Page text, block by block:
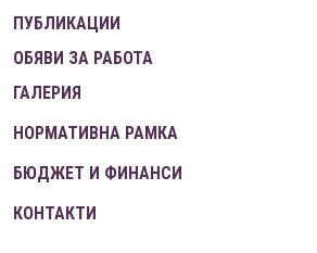
ПУБЛИКАЦИИ
ОБЯВИ ЗА РАБОТА
ГАЛЕРИЯ
НОРМАТИВНА РАМКА
БЮДЖЕТ И ФИНАНСИ
КОНТАКТИ